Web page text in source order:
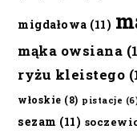
migdałowa (11)
mąka owsiana
ryżu kleistego
włoskie (8) pistacje
sezam (11)